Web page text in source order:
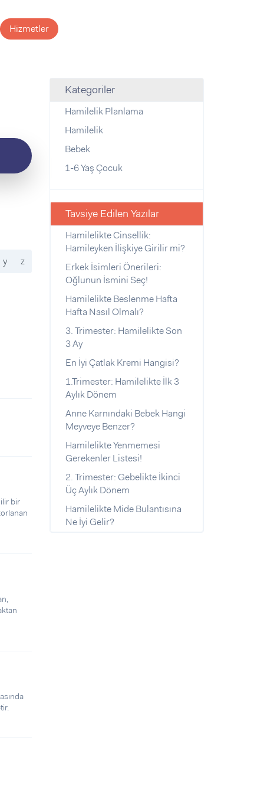
Hizmetler
y z
bir
Kategoriler
Hamilelik Planlama
Hamilelik
Bebek
1-6 Yaş Çocuk
Tavsiye Edilen Yazılar
Hamilelikte Cinsellik:
Hamileyken İlişkiye Girilir mi?
Erkek İsimleri Önerileri:
Oğlunun İsmini Seç!
Hamilelikte Beslenme Hafta
Hafta Nasıl Olmalı?
3. Trimester: Hamilelikte Son
3 Ay
En İyi Çatlak Kremi Hangisi?
1.Trimester: Hamilelikte İlk 3
Aylık Dönem
Anne Karnındaki Bebek Hangi
Meyveye Benzer?
Hamilelikte Yenmemesi
Gerekenler Listesi!
2. Trimester: Gebelikte İkinci
Üç Aylık Dönem
Hamilelikte Mide Bulantısına
Ne İyi Gelir?